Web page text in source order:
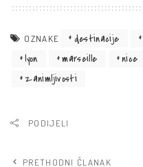
OZNAKE destinacije
lyon
marseille nice
zanimljivosti
PODIJELI
PRETHODNI ČLANAK